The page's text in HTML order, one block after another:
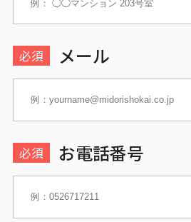
必須 メール
必須 お電話番号